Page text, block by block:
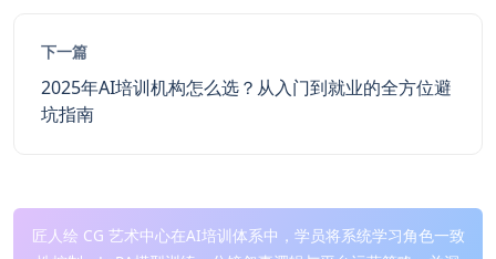
下一篇
2025年AI培训机构怎么选？从入门到就业的全方位避
坑指南
匠人绘 CG 艺术中心在AI培训体系中，学员将系统学习角色一致